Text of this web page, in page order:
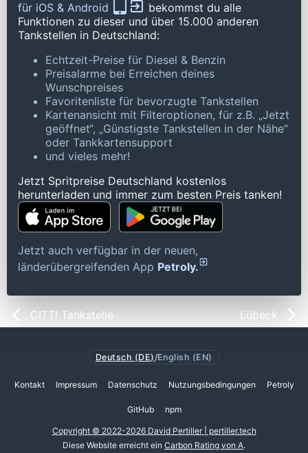
für iOS & Android
bekommst du alle
Funktionen zu dieser und über 15.000 anderen
Tankstellen in Deutschland:
Echtzeit-Preise für Diesel & Benzin
Preisalarme bei Erreichen deines
Wunschpreises
Favoritenliste für bevorzugte Tankstellen
Kartenansicht mit Filteroptionen, für z.B. „Jetzt
geöffnet“, „Günstigste Tankstellen in der Nähe“
oder Tankkartensupport
und vieles mehr!
Jetzt Spritpreise Deutschland kostenlos
herunterladen und immer zum besten Preis tanken!
Jetzt auch verfügbar in der neuen,
länderübergreifenden App Petroly.
CITTI Tankstelle Lübeck
Deutsch (DE) /English (EN)
Kontakt Impressum Datenschutz Nutzungsbedingungen Petroly
GitHub npm
Copyright © 2022-2026 David Pertiller | pertiller.tech
Diese Website erreicht ein Carbon Rating von A.